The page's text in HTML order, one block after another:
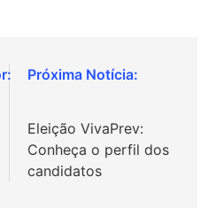
Eleição VivaPrev:
Conheça o perfil dos
candidatos